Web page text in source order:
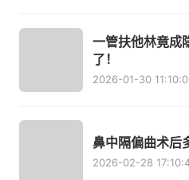
一管扶他林竟成
了！
2026-01-30
鼻中隔偏曲术后
2026-02-28